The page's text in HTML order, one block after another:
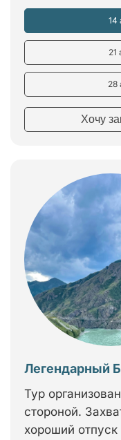
14
21
28
Хочу
Легендарный
Тур
стороной.
хороший отпуск